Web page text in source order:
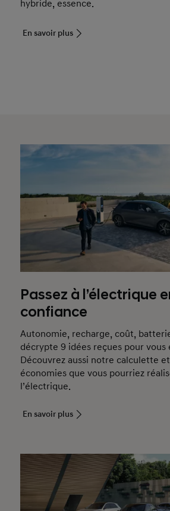
hybride, essence.
En savoir plus
Passez à l’électrique
confiance
Autonomie, recharge, coût,
décrypte 9 idées reçues pour vous
Découvrez aussi notre calculette
économies que vous pourriez
l’électrique.
En savoir plus